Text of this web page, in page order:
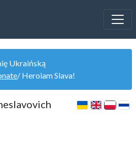
Ukraińską
/ Heroiam Slava!